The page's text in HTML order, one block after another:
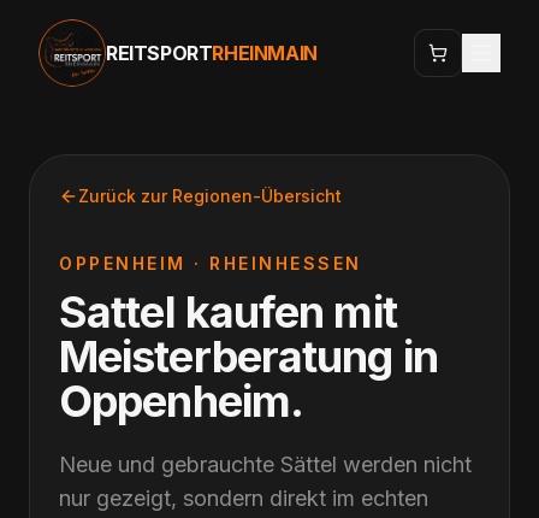
REITSPORTRHEINMAIN
Zurück zur Regionen-Übersicht
OPPENHEIM · RHEINHESSEN
Sattel kaufen mit
Meisterberatung in
Oppenheim.
Neue und gebrauchte Sättel werden nicht
nur gezeigt, sondern direkt im echten